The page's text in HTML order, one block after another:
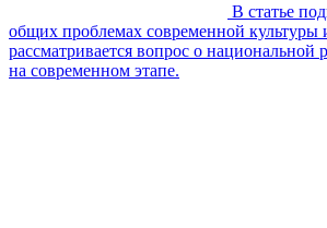
В статье
общих проблемах современной культуры
рассматривается вопрос о национальной
на современном этапе.